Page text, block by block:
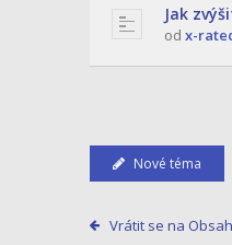
Jak
od x-
Nové téma
Vrátit se na